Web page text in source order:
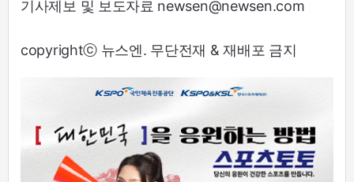
기사제보 및 보도자료 newsen@newsen.com
copyrightⓒ 뉴스엔. 무단전재 & 재배포 금지